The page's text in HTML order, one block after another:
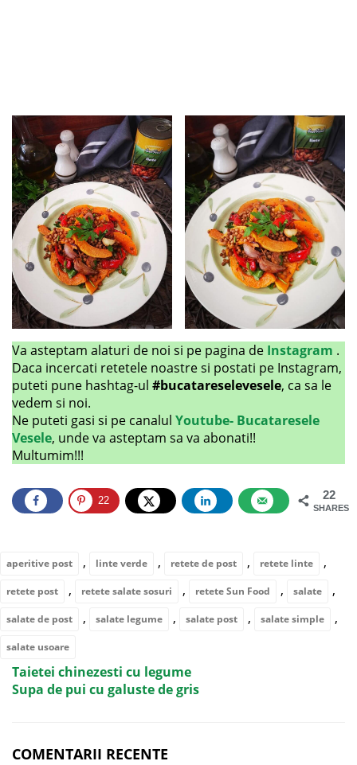
Va asteptam alaturi de noi si pe pagina de Instagram .
Daca incercati retetele noastre si postati pe Instagram,
puteti pune hashtag-ul #bucatareselevesele, ca sa le
vedem si noi.
Ne puteti gasi si pe canalul Youtube- Bucataresele
Vesele, unde va asteptam sa va abonati!!
Multumim!!!
22
SHARES
22
aperitive post , linte verde , retete de post , retete linte ,
retete post , retete salate sosuri , retete Sun Food , salate ,
salate de post , salate legume , salate post , salate simple ,
salate usoare
Taietei chinezesti cu legume
Supa de pui cu galuste de gris
COMENTARII RECENTE